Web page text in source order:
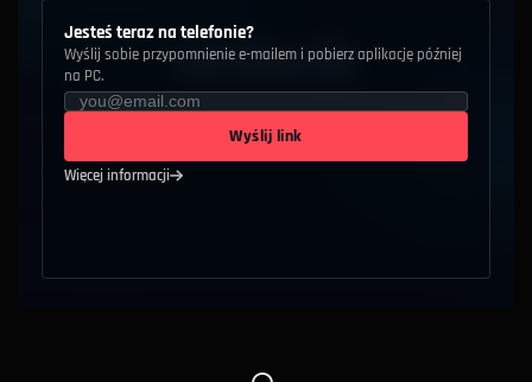
Jesteś teraz na telefonie?
Wyślij sobie przypomnienie e-mailem i pobierz aplikację później
na PC.
Wyślij link
Więcej informacji